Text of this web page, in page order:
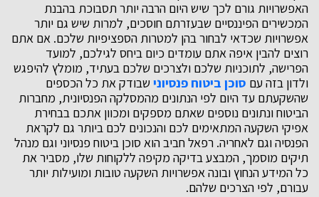
האפשרויות גורם לכך שיש היום הרבה יותר תסבוכת בהבנת
המכשירים הפיננסיים שבעזרתם חוסכים, למרות שיש גם יותר
אפשרויות שכדאי לבחור בהן למטרות הספציפיות שלכם. אם אתם
רוצים להבין איפה אתם עומדים כיום ביחס לגילכם, למועד
הפרישה, לתוכניות שלכם ולצרכים שלכם בעתיד, מומלץ להיפגש
ולדון בזה עם סוכן ביטוח פנסיוני שבודק את כל הכספים
שהשקעתם עד היום לפי הנתונים מהמסלקה הפנסיונית, מחברות
הביטוח ונתונים נוספים שאתם מספקים ומכוון אתכם בבחירת
אפיקי השקעה המתאימים לכם והנכונים לכם ביותר גם לקראת
הפנסיה וגם לאחריה. רפאל חביב הוא סוכן ביטוח פנסיוני וגם מנהל
תיקים מוסמך, המבצע בדיקה מקיפה ללקוחות שלו, מסביר את
כל המידע הנחוץ ובונה אפשרויות השקעה טובות ומועילות יותר
עבורם, לפי הצרכים שלהם.